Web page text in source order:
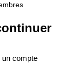
un compte